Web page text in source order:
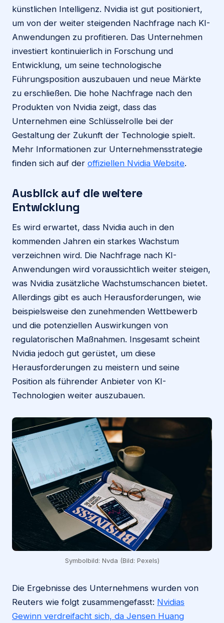
künstlichen Intelligenz. Nvidia ist gut positioniert,
um von der weiter steigenden Nachfrage nach KI-
Anwendungen zu profitieren. Das Unternehmen
investiert kontinuierlich in Forschung und
Entwicklung, um seine technologische
Führungsposition auszubauen und neue Märkte
zu erschließen. Die hohe Nachfrage nach den
Produkten von Nvidia zeigt, dass das
Unternehmen eine Schlüsselrolle bei der
Gestaltung der Zukunft der Technologie spielt.
Mehr Informationen zur Unternehmensstrategie
finden sich auf der offiziellen Nvidia Website.
Ausblick auf die weitere
Entwicklung
Es wird erwartet, dass Nvidia auch in den
kommenden Jahren ein starkes Wachstum
verzeichnen wird. Die Nachfrage nach KI-
Anwendungen wird voraussichtlich weiter steigen,
was Nvidia zusätzliche Wachstumschancen bietet.
Allerdings gibt es auch Herausforderungen, wie
beispielsweise den zunehmenden Wettbewerb
und die potenziellen Auswirkungen von
regulatorischen Maßnahmen. Insgesamt scheint
Nvidia jedoch gut gerüstet, um diese
Herausforderungen zu meistern und seine
Position als führender Anbieter von KI-
Technologien weiter auszubauen.
Symbolbild: Nvda (Bild: Pexels)
Die Ergebnisse des Unternehmens wurden von
Reuters wie folgt zusammengefasst: Nvidias
Gewinn verdreifacht sich, da Jensen Huang